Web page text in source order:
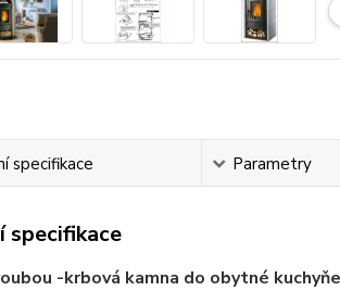
specifikace Parametry
specifikace
-krbová kamna do obytné